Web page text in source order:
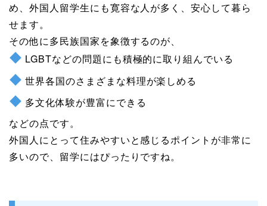
め、外国人留学生にも寛容な人が多く、安心して暮ら
せます。
その他に多民族国家を象徴するのが、
LGBTなどの問題にも積極的に取り組んでいる
世界各国のさまざまな料理が楽しめる
多文化体験が豊富にできる
などの点です。
外国人にとって住みやすいと感じるポイントが非常に
多いので、留学にはぴったりですね。